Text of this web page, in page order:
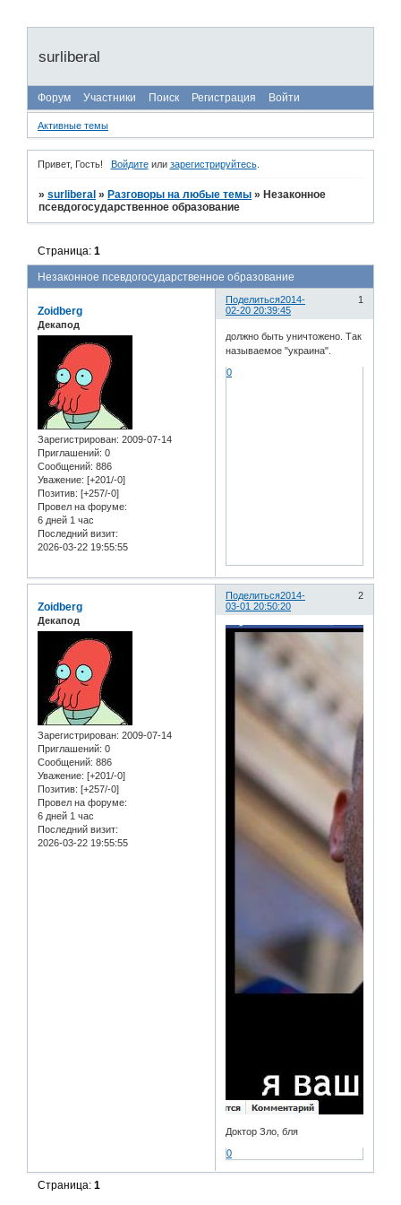
surliberal
Форум Участники Поиск Регистрация Войти
Активные темы
Привет, Гость! Войдитеили зарегистрируйтесь.
»surliberal » Разговоры на любые темы » Незаконное
псевдогосударственное образование
Незаконное псевдогосударственное образование
Страница:1
Поделиться 1
2014-
02-20 20:39:45
Zoidberg
Декапод
Зарегистрирован: 2009-07-14
Приглашений: 0
Сообщений: 886
Уважение: [+201/-0]
Позитив: [+257/-0]
Провел на форуме:
6 дней 1 час
Последний визит:
2026-03-22 19:55:55
должно быть уничтожено. Так
называемое "украина".
0
Поделиться 2
2014-
03-01 20:50:20
Zoidberg
Декапод
Зарегистрирован: 2009-07-14
Приглашений: 0
Сообщений: 886
Уважение: [+201/-0]
Позитив: [+257/-0]
Провел на форуме:
6 дней 1 час
Последний визит:
2026-03-22 19:55:55
Доктор Зло, бля
0
Страница:1